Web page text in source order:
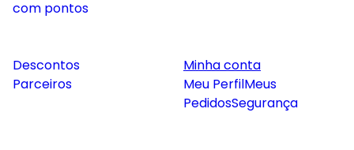
com pontos
Descontos
Parceiros
Minha conta
Meu PerfilMeus
PedidosSegurança